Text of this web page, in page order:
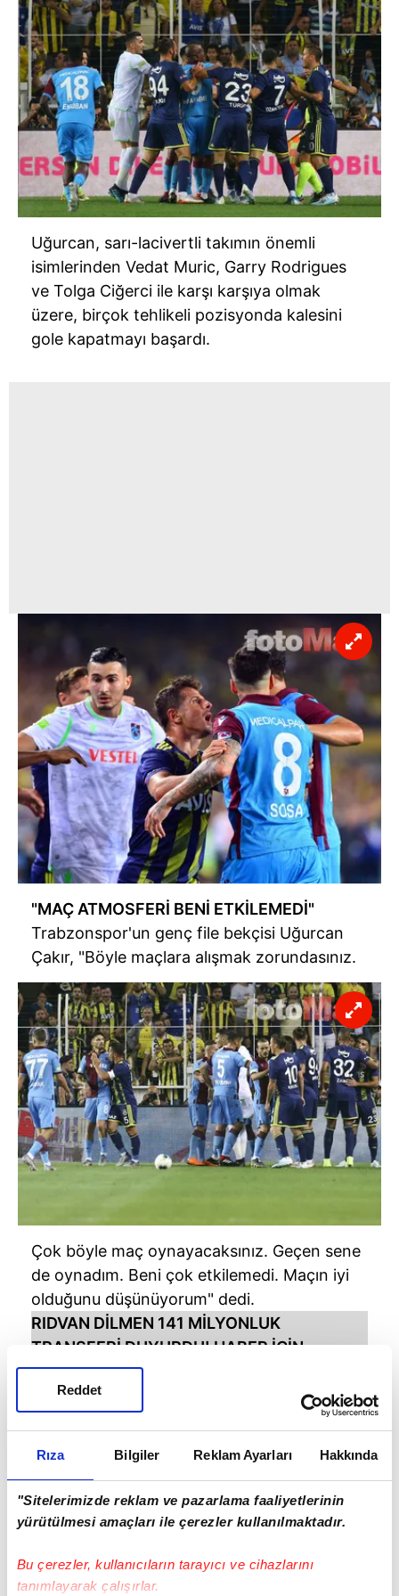
Rıza Bilgiler Reklam Ayarları Hakkında
"Sitelerimizde reklam ve pazarlama faaliyetlerinin
yürütülmesi amaçları ile çerezler kullanılmaktadır.
Bu çerezler, kullanıcıların tarayıcı ve cihazlarını
tanımlayarak çalışırlar.
Reddet
Uğurcan, sarı-lacivertli takımın önemli
isimlerinden Vedat Muric, Garry Rodrigues
ve Tolga Ciğerci ile karşı karşıya olmak
üzere, birçok tehlikeli pozisyonda kalesini
gole kapatmayı başardı.
"MAÇ ATMOSFERİ BENİ ETKİLEMEDİ"
Trabzonspor'un genç file bekçisi Uğurcan
Çakır, "Böyle maçlara alışmak zorundasınız.
Çok böyle maç oynayacaksınız. Geçen sene
de oynadım. Beni çok etkilemedi. Maçın iyi
olduğunu düşünüyorum" dedi.
RIDVAN DİLMEN 141 MİLYONLUK
TRANSFERİ DUYURDU!HABER İÇİN
TIKLAYIN...